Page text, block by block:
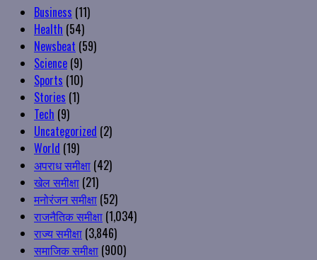
Business (11)
Health (54)
Newsbeat (59)
Science (9)
Sports (10)
Stories (1)
Tech (9)
Uncategorized (2)
World (19)
अपराध समीक्षा (42)
खेल समीक्षा (21)
मनोरंजन समीक्षा (52)
राजनैतिक समीक्षा (1,034)
राज्य समीक्षा (3,846)
समाजिक समीक्षा (900)